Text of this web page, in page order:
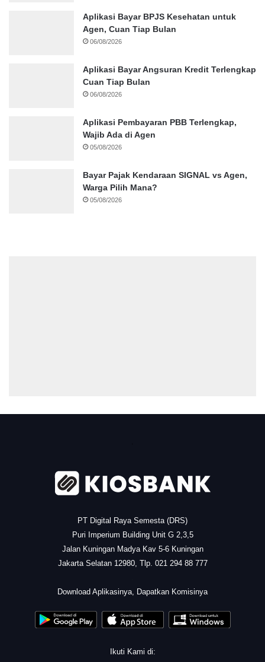
Aplikasi Bayar BPJS Kesehatan untuk
Agen, Cuan Tiap Bulan
06/08/2026
Aplikasi Bayar Angsuran Kredit Terlengkap
Cuan Tiap Bulan
06/08/2026
Aplikasi Pembayaran PBB Terlengkap,
Wajib Ada di Agen
05/08/2026
Bayar Pajak Kendaraan SIGNAL vs Agen,
Warga Pilih Mana?
05/08/2026
PT Digital Raya Semesta (DRS)
Puri Imperium Building Unit G 2,3,5
Jalan Kuningan Madya Kav 5-6 Kuningan
Jakarta Selatan 12980, Tlp. 021 294 88 777
Download Aplikasinya, Dapatkan Komisinya
Ikuti Kami di: